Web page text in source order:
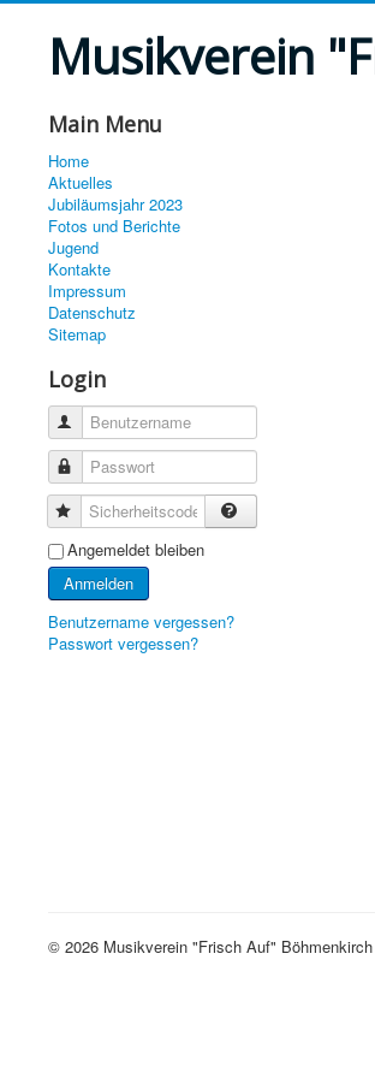
Musikverein
Main Menu
Home
Aktuelles
Jubiläumsjahr 2023
Fotos und Berichte
Jugend
Kontakte
Impressum
Datenschutz
Sitemap
Login
Benutzername
Passwort
Sicherheitscode
Angemeldet bleiben
Anmelden
Benutzername vergessen?
Passwort vergessen?
© 2026 Musikverein "Frisch Auf"